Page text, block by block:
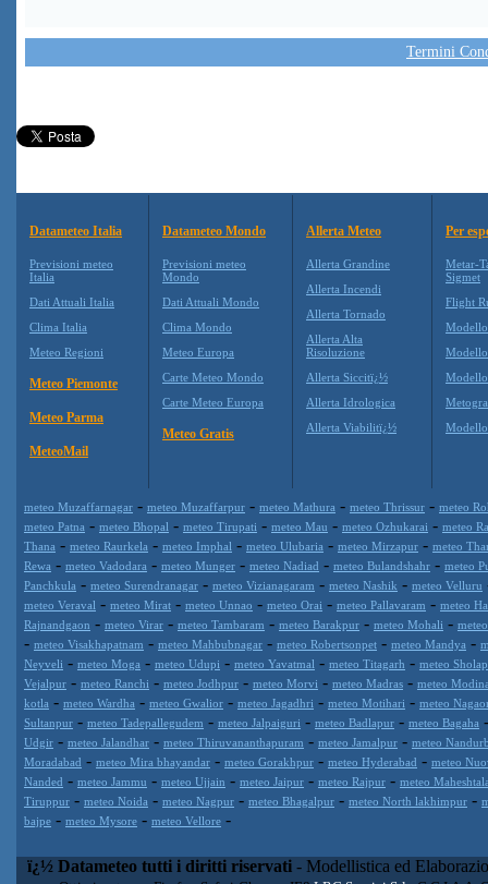
Termini
Datameteo Italia
Previsioni meteo
Italia
Dati Attuali Italia
Clima Italia
Meteo Regioni
Meteo Piemonte
Meteo Parma
MeteoMail
Datameteo Mondo
Previsioni meteo
Mondo
Dati Attuali Mondo
Clima Mondo
Meteo Europa
Carte Meteo Mondo
Carte Meteo Europa
Meteo Gratis
Allerta Meteo
Allerta Grandine
Allerta Incendi
Allerta Tornado
Allerta Alta
Risoluzione
Allerta Siccitï¿½
Allerta Idrologica
Allerta Viabilitï¿½
Per
Metar-
Sigmet
Flight
Modello
meteo Muzaffarnagar - meteo Muzaffarpur - meteo Mathura - meteo Thrissur - meteo
meteo Patna - meteo Bhopal - meteo Tirupati - meteo Mau - meteo Ozhukarai - meteo
Thana - meteo Raurkela - meteo Imphal - meteo Ulubaria - meteo Mirzapur - meteo
Rewa - meteo Vadodara - meteo Munger - meteo Nadiad - meteo Bulandshahr - meteo
Panchkula - meteo Surendranagar - meteo Vizianagaram - meteo Nashik - meteo Velluru
meteo Veraval - meteo Mirat - meteo Unnao - meteo Orai - meteo Pallavaram - meteo
Rajnandgaon - meteo Virar - meteo Tambaram - meteo Barakpur - meteo Mohali -
- meteo Visakhapatnam - meteo Mahbubnagar - meteo Robertsonpet - meteo Mandya -
Neyveli - meteo Moga - meteo Udupi - meteo Yavatmal - meteo Titagarh - meteo
Vejalpur - meteo Ranchi - meteo Jodhpur - meteo Morvi - meteo Madras - meteo
kotla - meteo Wardha - meteo Gwalior - meteo Jagadhri - meteo Motihari - meteo
Sultanpur - meteo Tadepallegudem - meteo Jalpaiguri - meteo Badlapur - meteo Bagaha
Udgir - meteo Jalandhar - meteo Thiruvananthapuram - meteo Jamalpur - meteo
Moradabad - meteo Mira bhayandar - meteo Gorakhpur - meteo Hyderabad - meteo
Nanded - meteo Jammu - meteo Ujjain - meteo Jaipur - meteo Rajpur - meteo
Tiruppur - meteo Noida - meteo Nagpur - meteo Bhagalpur - meteo North lakhimpur -
bajpe - meteo Mysore - meteo Vellore -
ï¿½ Datameteo tutti i diritti riservati - Modellistica ed